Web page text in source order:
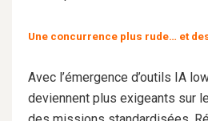
Une concurrence plus rude… et
Avec l’émergence d’outils IA
deviennent plus exigeants sur